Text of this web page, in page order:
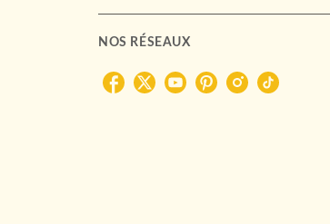
NOS RÉSEAUX